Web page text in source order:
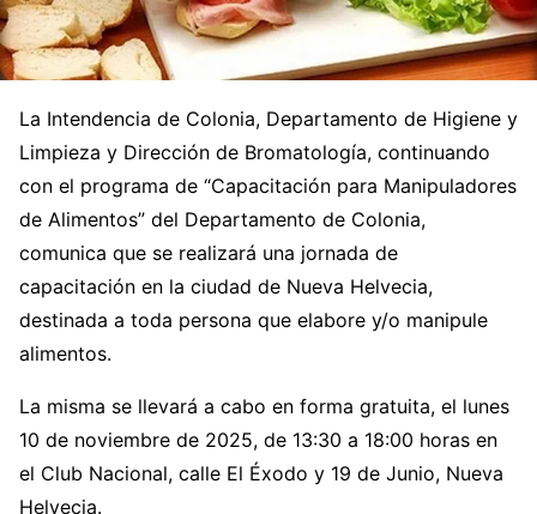
La Intendencia de Colonia, Departamento de Higiene y
Limpieza y Dirección de Bromatología, continuando
con el programa de “Capacitación para Manipuladores
de Alimentos” del Departamento de Colonia,
comunica que se realizará una jornada de
capacitación en la ciudad de Nueva Helvecia,
destinada a toda persona que elabore y/o manipule
alimentos.
La misma se llevará a cabo en forma gratuita, el lunes
10 de noviembre de 2025, de 13:30 a 18:00 horas en
el Club Nacional, calle El Éxodo y 19 de Junio, Nueva
Helvecia.